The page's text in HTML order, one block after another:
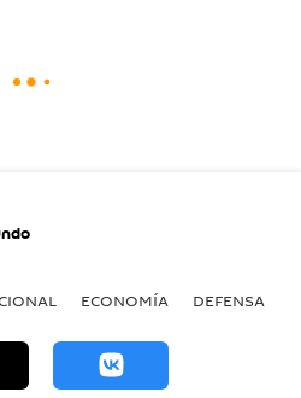
ECONOMÍA DEFENSA